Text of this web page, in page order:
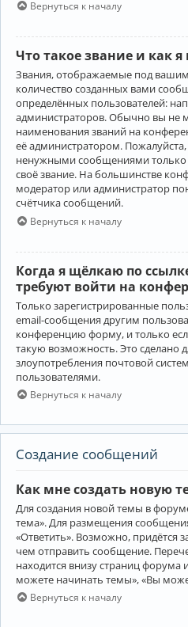
Вернуться к началу
Что такое звание и как
Звания, отображаемые под
количество созданных вами
определённых пользователей:
администраторов. Обычно вы не
наименования званий на
её администратором.
ненужными сообщениями только
своё звание. На большинстве
модератор или администратор
счётчика сообщений.
Вернуться к началу
Когда я щёлкаю по
требуют войти на
Только зарегистрированные
email-сообщения другим
конференцию форму, и только
такую возможность. Это сделано
злоупотребления почтовой
пользователями.
Вернуться к началу
Создание сообщений
Как мне создать новую
Для создания новой темы в
тема». Для размещения
«Ответить». Возможно, придётся
чем отправить сообщение.
находится внизу страниц
можете начинать темы», «Вы
Вернуться к началу